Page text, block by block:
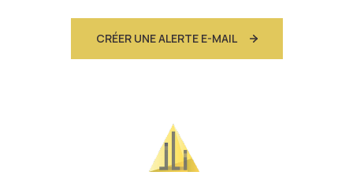
CRÉER UNE ALERTE E-MAIL